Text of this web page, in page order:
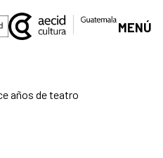
MENÚ
años de teatro